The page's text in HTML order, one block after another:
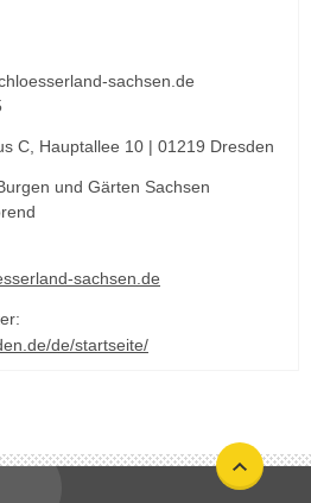
sachsen.de
C, Hauptallee 10 | 01219 Dresden
und Gärten Sachsen
sachsen.de
de/startseite/